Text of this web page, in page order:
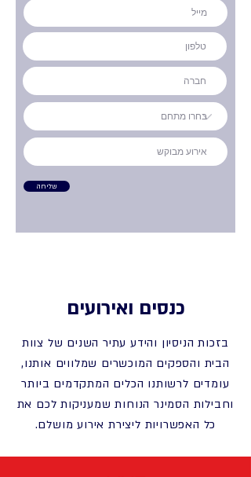
שליחה
כנסים ואירועים
בזכות הניסיון והידע עתיר השנים של צוות
הבית והספקים המוכשרים שמלווים אותנו,
עומדים לרשותנו הכלים המתקדמים ביותר
וחבילות הסמינר הנוחות שמעניקות לכם את
כל האפשרויות ליצירת אירוע מושלם.